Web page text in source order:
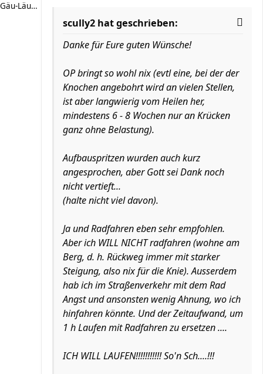
Gäu-Läufer
scully2 hat geschrieben:
Danke für Eure guten Wünsche!
OP bringt so wohl nix (evtl eine, bei der der
Knochen angebohrt wird an vielen Stellen,
ist aber langwierig vom Heilen her,
mindestens 6 - 8 Wochen nur an Krücken
ganz ohne Belastung).
Aufbauspritzen wurden auch kurz
angesprochen, aber Gott sei Dank noch
nicht vertieft...
(halte nicht viel davon).
Ja und Radfahren eben sehr empfohlen.
Aber ich WILL NICHT radfahren (wohne am
Berg, d. h. Rückweg immer mit starker
Steigung, also nix für die Knie). Ausserdem
hab ich im Straßenverkehr mit dem Rad
Angst und ansonsten wenig Ahnung, wo ich
hinfahren könnte. Und der Zeitaufwand, um
1 h Laufen mit Radfahren zu ersetzen ....
ICH WILL LAUFEN!!!!!!!!!!! So'n Sch....!!!